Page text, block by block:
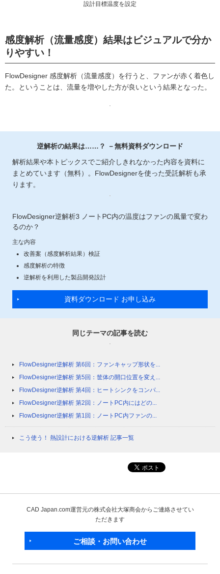
設計目標温度を設定
感度解析（流量感度）結果はビジュアルで分か
りやすい！
FlowDesigner 感度解析（流量感度）を行うと、ファンが赤く着色し
た。ということは、流量を増やした方が良いという結果となった。
逆解析の結果は……？ －無料資料ダウンロード
解析結果や本トピックスでご紹介しきれなかった内容を資料に
まとめています（無料）。FlowDesignerを使った受託解析も承
ります。
FlowDesigner逆解析3 ノートPC内の温度はファンの風量で変わ
るのか？
主な内容
改善案（感度解析結果）検証
感度解析の特徴
逆解析を利用した製品開発設計
資料ダウンロード お申し込み
同じテーマの記事を読む
FlowDesigner逆解析 第6回：ファンキャップ形状を...
FlowDesigner逆解析 第5回：筐体の開口位置を変え...
FlowDesigner逆解析 第4回：ヒートシンクをコンパ...
FlowDesigner逆解析 第2回：ノートPC内にはどの...
FlowDesigner逆解析 第1回：ノートPC内ファンの...
こう使う！ 熱設計における逆解析 記事一覧
CAD Japan.com運営元の株式会社大塚商会からご連絡させてい
ただきます
ご相談・お問い合わせ